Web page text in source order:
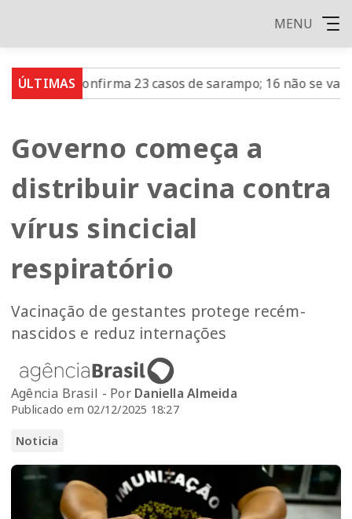
MENU
ÚLTIMAS
confirma 23 casos de sarampo; 16 não se vacinaram
Governo começa a
distribuir vacina contra
vírus sincicial
respiratório
Vacinação de gestantes protege recém-
nascidos e reduz internações
Agência Brasil - Por Daniella Almeida
Publicado em 02/12/2025 18:27
Noticia